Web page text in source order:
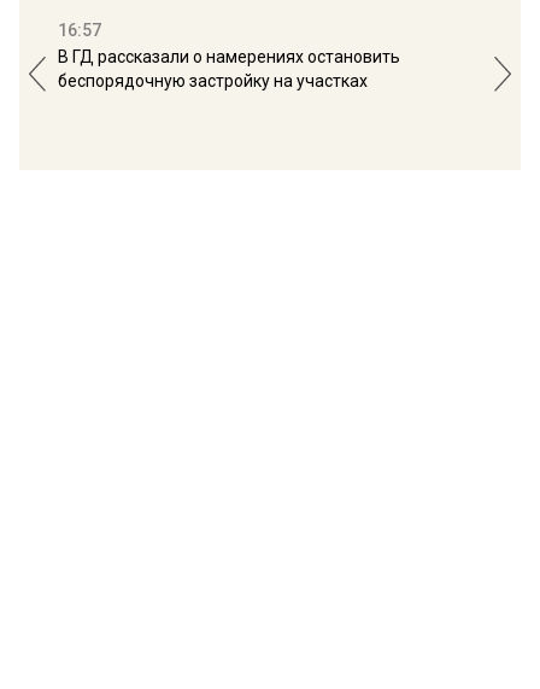
16:57
В ГД рассказали о намерениях остановить
беспорядочную застройку на участках